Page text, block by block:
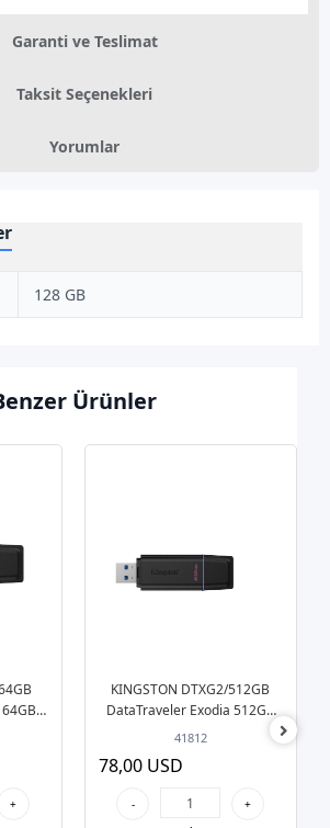
Garanti ve Teslimat
Taksit Seçenekleri
Yorumlar
128 GB
Ürünler
+
KINGSTON DTXG2/512GB
DataTraveler Exodia 512GB
USB 3.2 USB Bellek
41812
78,00 USD
- +